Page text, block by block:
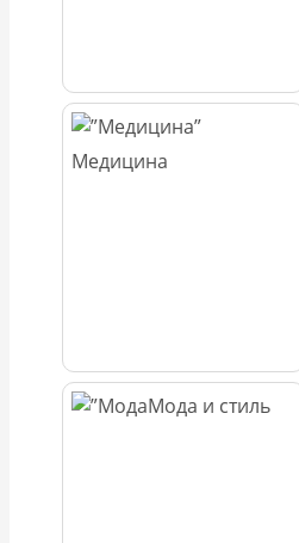
Медицина
Мода и стиль